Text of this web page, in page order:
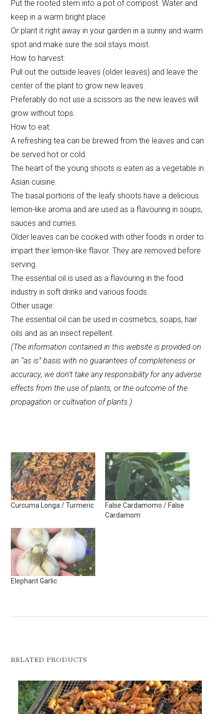
Put the rooted stem into a pot of compost. Water and
keep in a warm bright place.
Or plant it right away in your garden in a sunny and warm
spot and make sure the soil stays moist.
How to harvest:
Pull out the outside leaves (older leaves) and leave the
center of the plant to grow new leaves.
Preferably do not use a scissors as the new leaves will
grow without tops.
How to eat:
A refreshing tea can be brewed from the leaves and can
be served hot or cold.
The heart of the young shoots is eaten as a vegetable in
Asian cuisine.
The basal portions of the leafy shoots have a delicious
lemon-like aroma and are used as a flavouring in soups,
sauces and curries.
Older leaves can be cooked with other foods in order to
impart their lemon-like flavor. They are removed before
serving.
The essential oil is used as a flavouring in the food
industry in soft drinks and various foods.
Other usage:
The essential oil can be used in cosmetics, soaps, hair
oils and as an insect repellent.
(The information contained in this website is provided on
an “as is” basis with no guarantees of completeness or
accuracy, we don’t take any responsibility for any adverse
effects from the use of plants, or the outcome of the
propagation or cultivation of plants.)
Curcuma Longa / Turmeric
False Cardamomo / False
Cardamom
Elephant Garlic
RELATED PRODUCTS